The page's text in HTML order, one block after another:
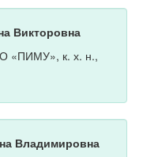
Викторовна
«ПИМУ», к. х. н.,
Владимировна